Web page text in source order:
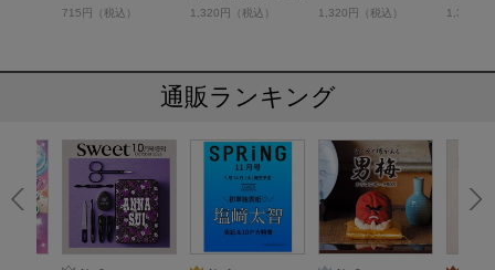
715円（税込）
導師
1,320円（税込） 1,320円（税込）
1,320円
通販ランキング